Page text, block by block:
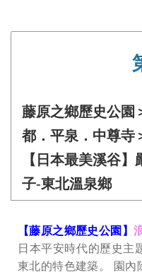
藤原之鄉歷史公園
都．平泉．中尊寺
【日本最美溪谷
子-東北溫泉鄉
【藤原之鄉歷史公園】
日本平安時代的歷史主
東北的特色建築。 園內